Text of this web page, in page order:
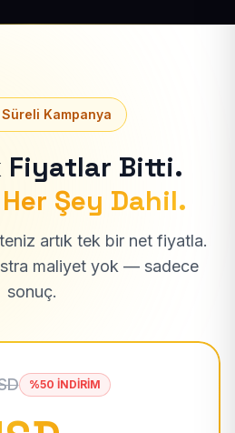
Süreli Kampanya
Fiyatlar Bitti.
Şey Dahil.
artık tek bir net fiyatla.
maliyet yok — sadece
sonuç.
%50 İNDİRİM